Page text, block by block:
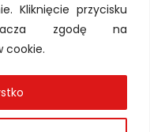
Kliknięcie przycisku
zgodę na
cookie.